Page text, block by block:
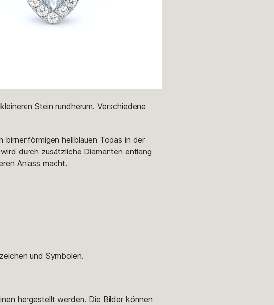
Stein rundherum. Verschiedene
birnenförmigen hellblauen Topas in der
durch zusätzliche Diamanten entlang
Anlass macht.
und Symbolen.
hergestellt werden. Die Bilder können